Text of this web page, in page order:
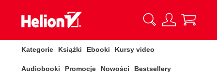
Kategorie Książki Ebooki Kursy video
Audiobooki Promocje Nowości Bestsellery